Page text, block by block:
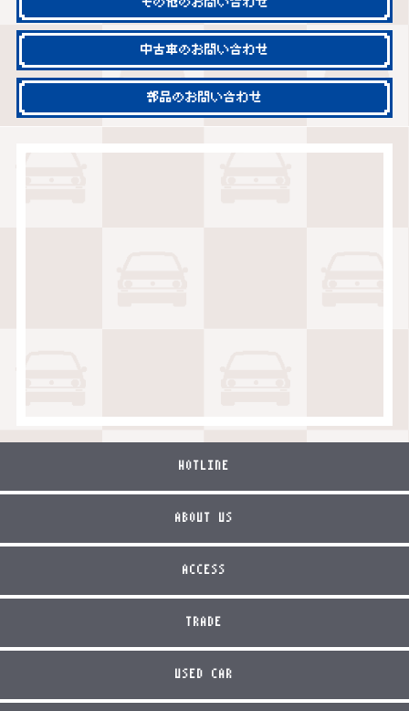
中古車のお問い合わせ
部品のお問い合わせ
HOTLINE
ABOUT US
ACCESS
TRADE
USED CAR